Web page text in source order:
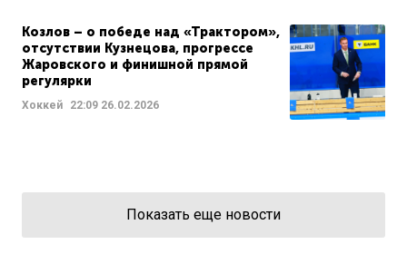
Козлов – о победе над «Трактором»,
отсутствии Кузнецова, прогрессе
Жаровского и финишной прямой
регулярки
Хоккей 22:09 26.02.2026
Показать еще новости